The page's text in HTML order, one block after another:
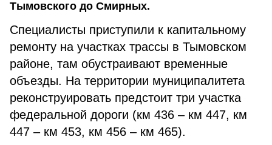
Тымовского до Смирных.
Специалисты приступили к капитальному
ремонту на участках трассы в Тымовском
районе, там обустраивают временные
объезды. На территории муниципалитета
реконструировать предстоит три участка
федеральной дороги (км 436 – км 447, км
447 – км 453, км 456 – км 465).